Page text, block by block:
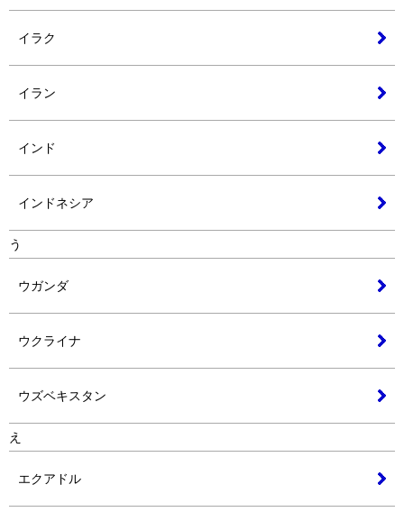
イラク
イラン
インド
インドネシア
う
ウガンダ
ウクライナ
ウズベキスタン
え
エクアドル